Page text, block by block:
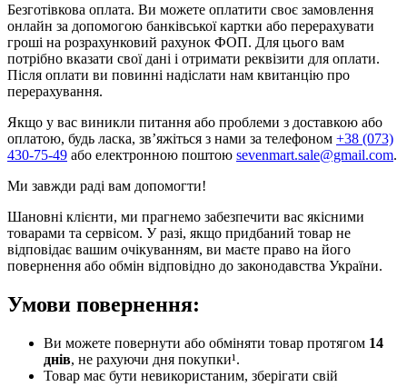
Безготівкова оплата. Ви можете оплатити своє замовлення
онлайн за допомогою банківської картки або перерахувати
гроші на розрахунковий рахунок ФОП. Для цього вам
потрібно вказати свої дані і отримати реквізити для оплати.
Після оплати ви повинні надіслати нам квитанцію про
перерахування.
Якщо у вас виникли питання або проблеми з доставкою або
оплатою, будь ласка, зв’яжіться з нами за телефоном +38 (073)
430-75-49 або електронною поштою sevenmart.sale@gmail.com.
Ми завжди раді вам допомогти!
Шановні клієнти, ми прагнемо забезпечити вас якісними
товарами та сервісом. У разі, якщо придбаний товар не
відповідає вашим очікуванням, ви маєте право на його
повернення або обмін відповідно до законодавства України.
Умови повернення:
Ви можете повернути або обміняти товар протягом 14
днів, не рахуючи дня покупки¹.
Товар має бути невикористаним, зберігати свій